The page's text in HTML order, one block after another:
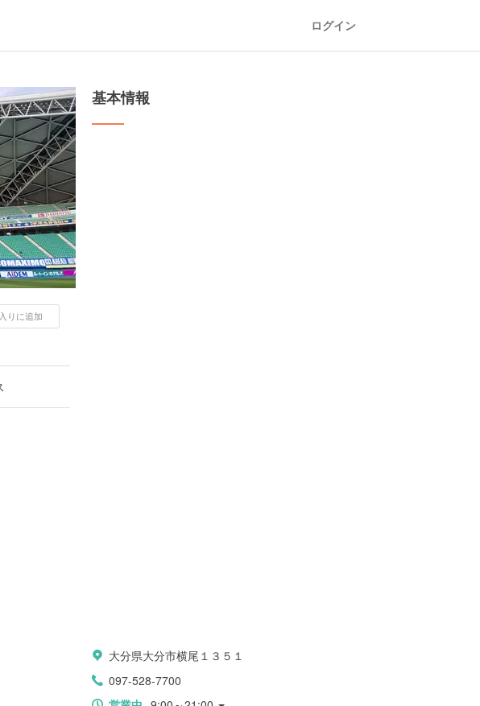
ログイン
りに追加
基本情報
大分県大分市横尾１３５１
097-528-7700